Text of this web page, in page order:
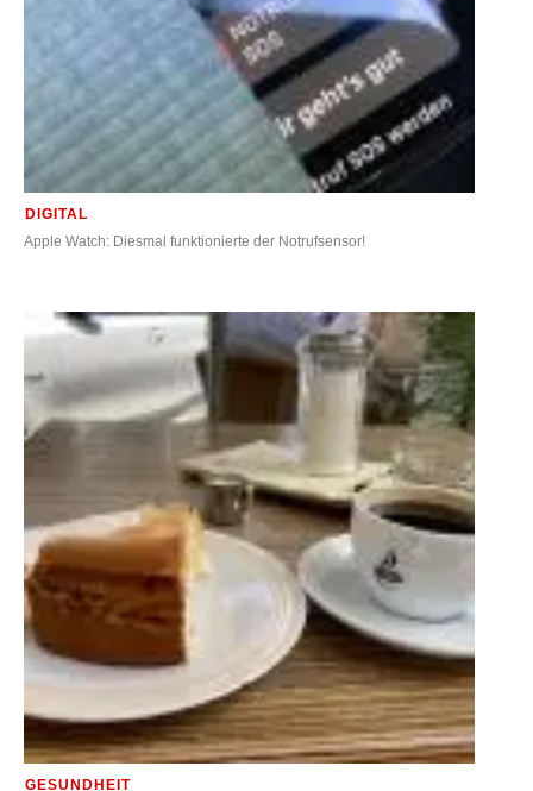
DIGITAL
Apple Watch: Diesmal funktionierte der Notrufsensor!
GESUNDHEIT